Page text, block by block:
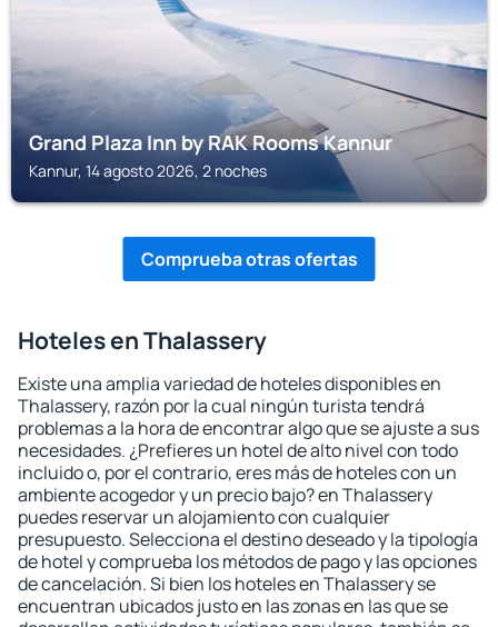
Grand Plaza Inn by RAK Rooms Kannur
Kannur, 14 agosto 2026, 2 noches
Comprueba otras ofertas
Hoteles en Thalassery
Existe una amplia variedad de hoteles disponibles en
Thalassery, razón por la cual ningún turista tendrá
problemas a la hora de encontrar algo que se ajuste a sus
necesidades. ¿Prefieres un hotel de alto nivel con todo
incluido o, por el contrario, eres más de hoteles con un
ambiente acogedor y un precio bajo? en Thalassery
puedes reservar un alojamiento con cualquier
presupuesto. Selecciona el destino deseado y la tipología
de hotel y comprueba los métodos de pago y las opciones
de cancelación. Si bien los hoteles en Thalassery se
encuentran ubicados justo en las zonas en las que se